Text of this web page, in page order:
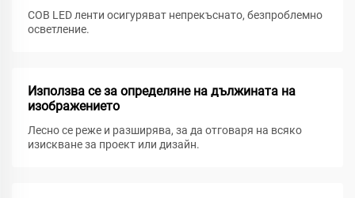
COB LED ленти осигуряват непрекъснато, безпроблемно
осветление.
Използва се за определяне на дължината на
изображението
Лесно се реже и разширява, за да отговаря на всяко
изискване за проект или дизайн.